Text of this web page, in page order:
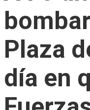
Plaza
día en